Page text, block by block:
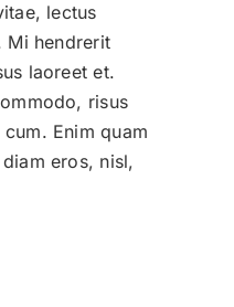
lectus
Mi hendrerit
laoreet et.
risus
Enim quam
eros, nisl,